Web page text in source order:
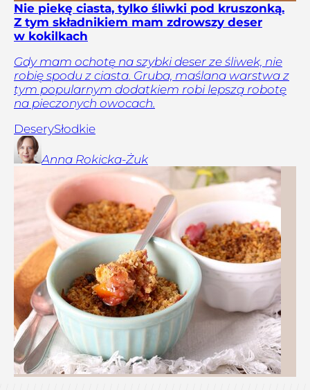
Nie piekę ciasta, tylko śliwki pod kruszonką.
Z tym składnikiem mam zdrowszy deser
w kokilkach
Gdy mam ochotę na szybki deser ze śliwek, nie
robię spodu z ciasta. Gruba, maślana warstwa z
tym popularnym dodatkiem robi lepszą robotę
na pieczonych owocach.
DeserySłodkie
Anna Rokicka-Żuk